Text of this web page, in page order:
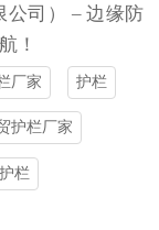
司）
– 边缘防
！
厂家 护栏
护栏厂家
栏